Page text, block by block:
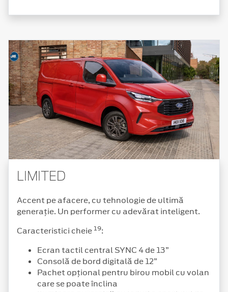
LIMITED
Accent pe afacere, cu tehnologie de ultimă
generație. Un performer cu adevărat inteligent.
Caracteristici cheie 19:
Ecran tactil central SYNC 4 de 13”
Consolă de bord digitală de 12”
Pachet opțional pentru birou mobil cu volan
care se poate înclina